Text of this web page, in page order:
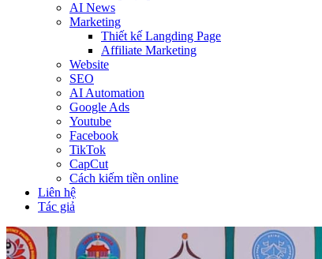
AI News
Marketing
Thiết kế Langding Page
Affiliate Marketing
Website
SEO
AI Automation
Google Ads
Youtube
Facebook
TikTok
CapCut
Cách kiếm tiền online
Liên hệ
Tác giả